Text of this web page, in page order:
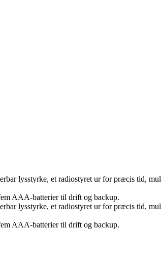
lysstyrke, et radiostyret ur for præcis tid,
AAA-batterier til drift og backup.
lysstyrke, et radiostyret ur for præcis tid,
AAA-batterier til drift og backup.